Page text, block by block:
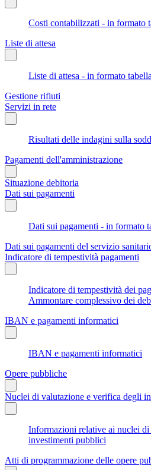
Costi contabilizzati - in formato
Liste di attesa
Liste di attesa - in formato
Gestione rifiuti
Servizi in rete
Risultati delle indagini sulla
Pagamenti dell'amministrazione
Situazione debitoria
Dati sui pagamenti
Dati sui pagamenti - in formato
Dati sui pagamenti del servizio
Indicatore di tempestività pagamenti
Indicatore di tempestività dei
Ammontare complessivo dei
IBAN e pagamenti informatici
IBAN e pagamenti informatici
Opere pubbliche
Nuclei di valutazione e verifica degli
Informazioni relative ai nuclei
investimenti pubblici
Atti di programmazione delle opere